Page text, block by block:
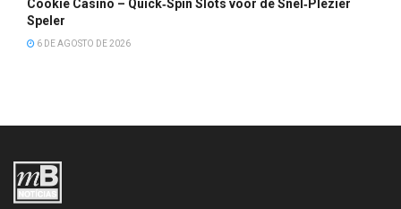
Cookie Casino – Quick‑Spin Slots voor de Snel‑Plezier
Speler
6 DE AGOSTO DE 2026